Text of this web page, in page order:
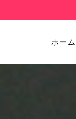
ホーム